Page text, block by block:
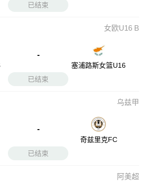
已结束
女欧U16 B
-
塞浦路斯女篮U16
已结束
乌兹甲
-
奇兹里克FC
已结束
阿美超